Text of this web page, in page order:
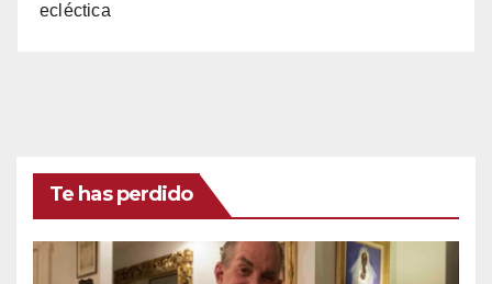
ecléctica
Te has perdido